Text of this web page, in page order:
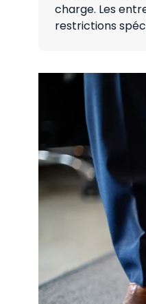
charge. Les
restrictions